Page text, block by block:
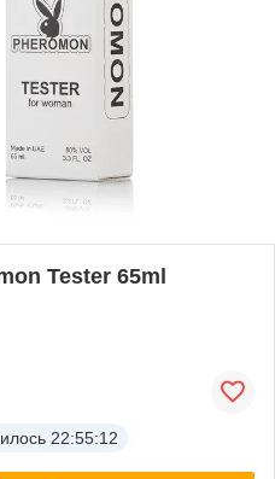
Tester 65ml
22:55:12